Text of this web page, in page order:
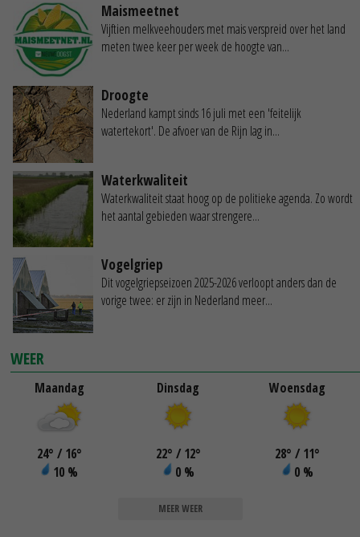
Maismeetnet
Vijftien melkveehouders met mais verspreid over het land
meten twee keer per week de hoogte van...
Droogte
Nederland kampt sinds 16 juli met een 'feitelijk
watertekort'. De afvoer van de Rijn lag in...
Waterkwaliteit
Waterkwaliteit staat hoog op de politieke agenda. Zo wordt
het aantal gebieden waar strengere...
Vogelgriep
Dit vogelgriepseizoen 2025-2026 verloopt anders dan de
vorige twee: er zijn in Nederland meer...
WEER
Maandag
24° / 16°
10 %
Dinsdag
22° / 12°
0 %
Woensdag
28° / 11°
0 %
MEER WEER